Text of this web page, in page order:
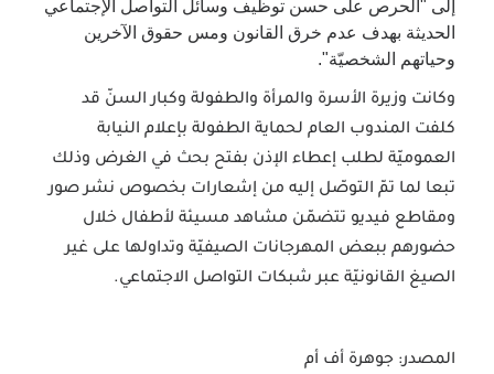
إلى "الحرص على حسن توظيف وسائل التواصل الإجتماعي
الحديثة بهدف عدم خرق القانون ومس حقوق الآخرين
وحياتهم الشخصيّة".
وكانت وزيرة الأسرة والمرأة والطفولة وكبار السنّ قد
كلفت المندوب العام لحماية الطفولة بإعلام النيابة
العموميّة لطلب إعطاء الإذن بفتح بحث في الغرض وذلك
تبعا لما تمّ التوصّل إليه من إشعارات بخصوص نشر صور
ومقاطع فيديو تتضمّن مشاهد مسيئة لأطفال خلال
حضورهم ببعض المهرجانات الصيفيّة وتداولها على غير
الصيغ القانونيّة عبر شبكات التواصل الاجتماعي.
المصدر: جوهرة أف أم